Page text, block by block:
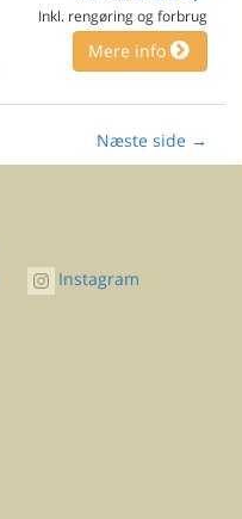
Inkl. rengøring og forbrug
Mere info
Næste side →
Instagram